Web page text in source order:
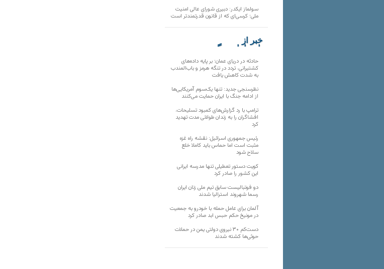
سولماز ایکدر: دبیری شورای عالی امنیت
ملی؛ کرسی‌ای که از قانون قدرتمندتر است
خبر از
تارنماهای دیگر
حادثه در دریای عمان؛ بر پایه داده‌های
کشتیرانی، تردد در تنگه هرمز و باب‌المندب
به شدت کاهش یافت
نظرسنجی جدید: تنها یک‌سوم آمریکایی‌ها
از ادامه جنگ با ایران حمایت می‌کنند
ترامپ با رد گزارش‌های کمبود تسلیحات،
افشاگران را به زندان طولانی مدت تهدید
کرد
رئیس‌ جمهوری اسرائیل: نقشه راه غزه
مثبت است اما حماس باید کاملا خلع
سلاح شود
کویت دستور تعطیلی تنها مدرسه ایرانی
این کشور را صادر کرد
دو فوتبالیست سابق تیم ملی زنان ایران
رسما شهروند استرالیا شدند
آلمان برای عامل حمله با خودرو به جمعیت
در مونیخ حکم حبس ابد صادر کرد
دست‌کم ۳۰ نیروی دولتی یمن در حملات
حوثی‌ها کشته شدند